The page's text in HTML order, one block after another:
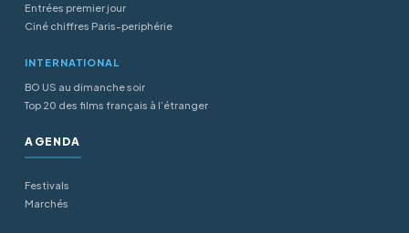
Entrées premier jour
Ciné chiffres Paris-periphérie
INTERNATIONAL
BO US au dimanche soir
Top 20 des films français à l’étranger
AGENDA
Festivals
Marchés